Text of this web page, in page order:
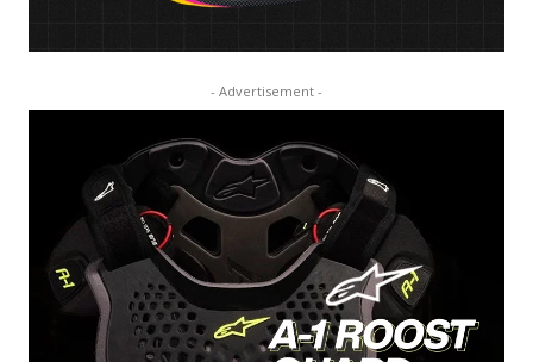
- Advertisement -